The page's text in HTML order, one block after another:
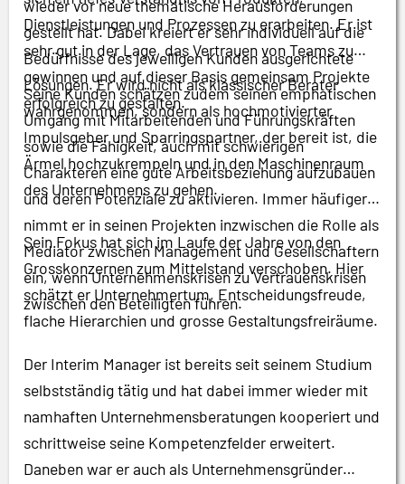
wieder vor neue thematische Herausforderungen
gestellt hat. Dabei kreiert er sehr individuell auf die
Bedürfnisse des jeweiligen Kunden ausgerichtete
Lösungen. Er wird nicht als klassischer Berater
wahrgenommen, sondern als hochmotivierter
Impulsgeber und Sparringspartner, der bereit ist, die
Ärmel hochzukrempeln und in den Maschinenraum
des Unternehmens zu gehen.
Dienstleistungen und Prozessen zu erarbeiten. Er ist
sehr gut in der Lage, das Vertrauen von Teams zu
gewinnen und auf dieser Basis gemeinsam Projekte
erfolgreich zu gestalten.
Seine Kunden schätzen zudem seinen emphatischen
Umgang mit Mitarbeitenden und Führungskräften
sowie die Fähigkeit, auch mit schwierigen
Charakteren eine gute Arbeitsbeziehung aufzubauen
und deren Potenziale zu aktivieren. Immer häufiger
nimmt er in seinen Projekten inzwischen die Rolle als
Mediator zwischen Management und Gesellschaftern
ein, wenn Unternehmenskrisen zu Vertrauenskrisen
zwischen den Beteiligten führen.
Sein Fokus hat sich im Laufe der Jahre von den
Grosskonzernen zum Mittelstand verschoben. Hier
schätzt er Unternehmertum, Entscheidungsfreude,
flache Hierarchien und grosse Gestaltungsfreiräume.
Der Interim Manager ist bereits seit seinem Studium
selbstständig tätig und hat dabei immer wieder mit
namhaften Unternehmensberatungen kooperiert und
schrittweise seine Kompetenzfelder erweitert.
Daneben war er auch als Unternehmensgründer